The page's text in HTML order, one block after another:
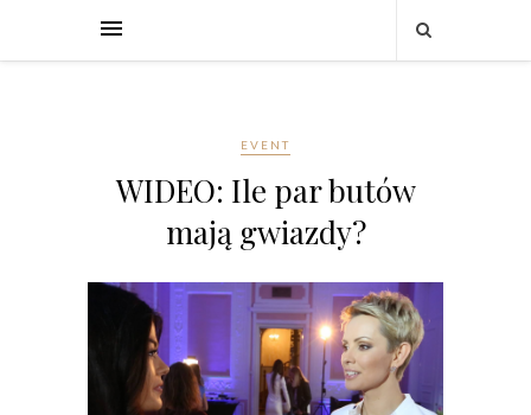
EVENT
WIDEO: Ile par butów
mają gwiazdy?